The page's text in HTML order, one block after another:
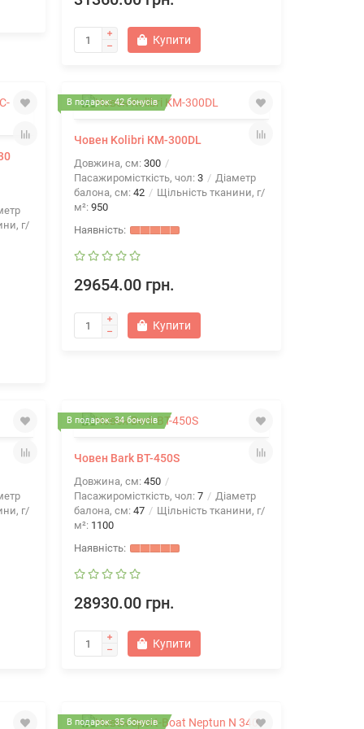
Купити
г/
В подарок: 42 бонусів
Човен Kolibri КМ-300DL
Довжина, см: 300
Пасажиромісткість, чол: 3
Діаметр
балона, см: 42
Щільність тканини, г/
м²: 950
29654.00 грн.
Купити
г/
В подарок: 34 бонусів
Човен Bark BT-450S
Довжина, см: 450
Пасажиромісткість, чол: 7
Діаметр
балона, см: 47
Щільність тканини, г/
м²: 1100
28930.00 грн.
Купити
В подарок: 35 бонусів